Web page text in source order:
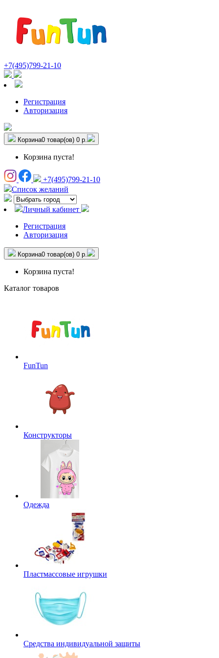
+7(495)799-21-10
Регистрация
Авторизация
Корзина0 товар(ов) 0 р.
Корзина пуста!
+7(495)799-21-10
Список желаний
Личный кабинет
Регистрация
Авторизация
Корзина0 товар(ов) 0 р.
Корзина пуста!
Каталог товаров
FunTun
Конструкторы
Одежда
Пластмассовые игрушки
Средства индивидуальной защиты